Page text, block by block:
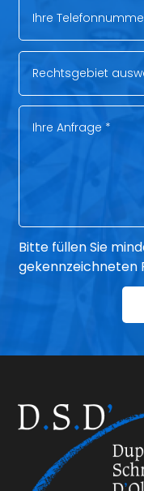
Bitte füllen Sie
gekennzeichneten